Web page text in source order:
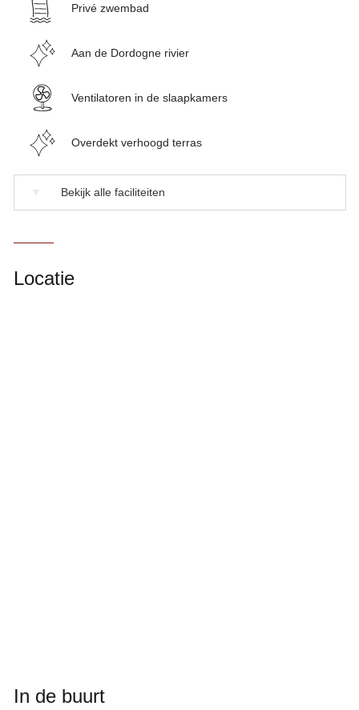
Privé zwembad
Aan de Dordogne rivier
Ventilatoren in de slaapkamers
Overdekt verhoogd terras
Bekijk alle faciliteiten
Locatie
In de buurt